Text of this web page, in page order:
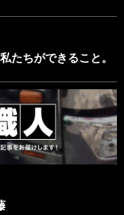
たちができること。